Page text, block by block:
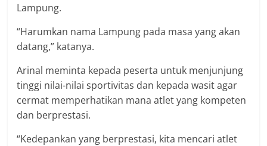
Lampung.
“Harumkan nama Lampung pada masa yang akan
datang,” katanya.
Arinal meminta kepada peserta untuk menjunjung
tinggi nilai-nilai sportivitas dan kepada wasit agar
cermat memperhatikan mana atlet yang kompeten
dan berprestasi.
“Kedepankan yang berprestasi, kita mencari atlet